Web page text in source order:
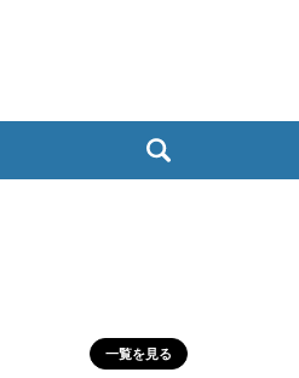
一覧を見る